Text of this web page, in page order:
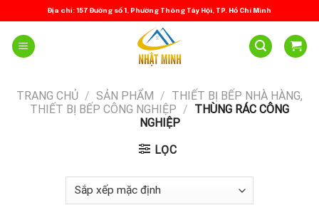
to
content
Địa chỉ: 157 Đường số 1, Phường Thông Tây Hội, TP. Hồ Chí Minh
TRANG CHỦ / SẢN PHẨM / THIẾT BỊ BẾP NHÀ HÀNG,
THIẾT BỊ BẾP CÔNG NGHIỆP / THÙNG RÁC CÔNG
NGHIỆP
LỌC